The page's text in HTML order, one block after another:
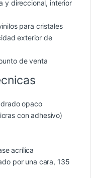
y direccional, interior
para cristales
exterior de
de venta
opaco
con adhesivo)
acrílica
por una cara, 135